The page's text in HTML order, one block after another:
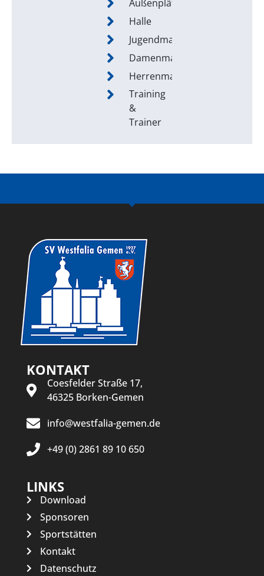
Außenplätze
Halle
Jugendmannschaften
Damenmannschaften
Herrenmannschaften
Training
&
Trainer
KONTAKT
Coesfelder Straße 17,
46325 Borken-Gemen
info@westfalia-gemen.de
+49 (0) 2861 89 10 650
LINKS
Download
Sponsoren
Sportstätten
Kontakt
Datenschutz